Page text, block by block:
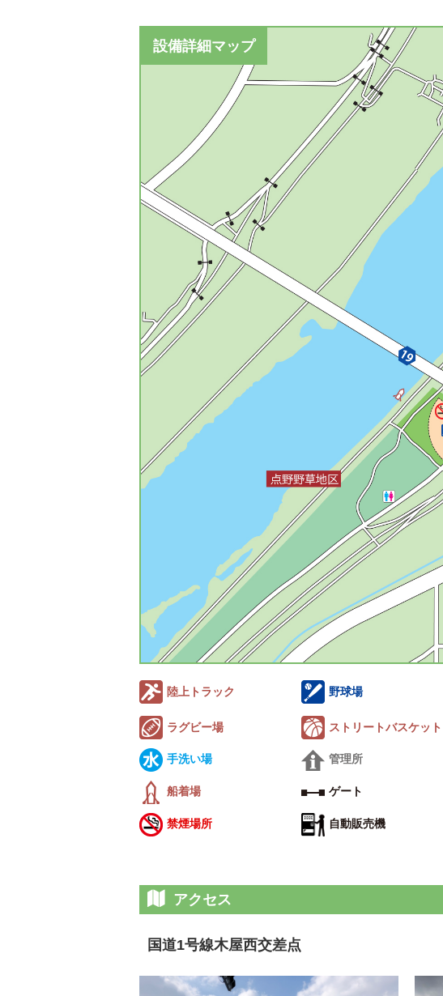
設備詳細マップ
陸上トラック 野球場
ラグビー場 ストリートバスケット
手洗い場 管理所
船着場 ゲート
禁煙場所 自動販売機
アクセス
国道1号線木屋西交差点